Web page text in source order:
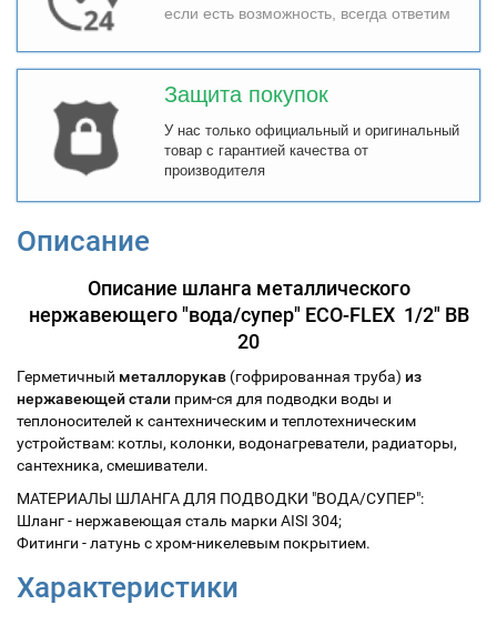
если есть возможность, всегда ответим
Защита покупок
У нас только официальный и оригинальный
товар с гарантией качества от
производителя
Описание
Описание шланга металлического
нержавеющего "вода/супер" ECO-FLEX 1/2" ВВ
20
Герметичный металлорукав (гофрированная труба) из
нержавеющей стали прим-ся для подводки воды и
теплоносителей к сантехническим и теплотехническим
устройствам: котлы, колонки, водонагреватели, радиаторы,
сантехника, смешиватели.
МАТЕРИАЛЫ ШЛАНГА ДЛЯ ПОДВОДКИ "ВОДА/СУПЕР":
Шланг - нержавеющая сталь марки AISI 304;
Фитинги - латунь с хром-никелевым покрытием.
Характеристики